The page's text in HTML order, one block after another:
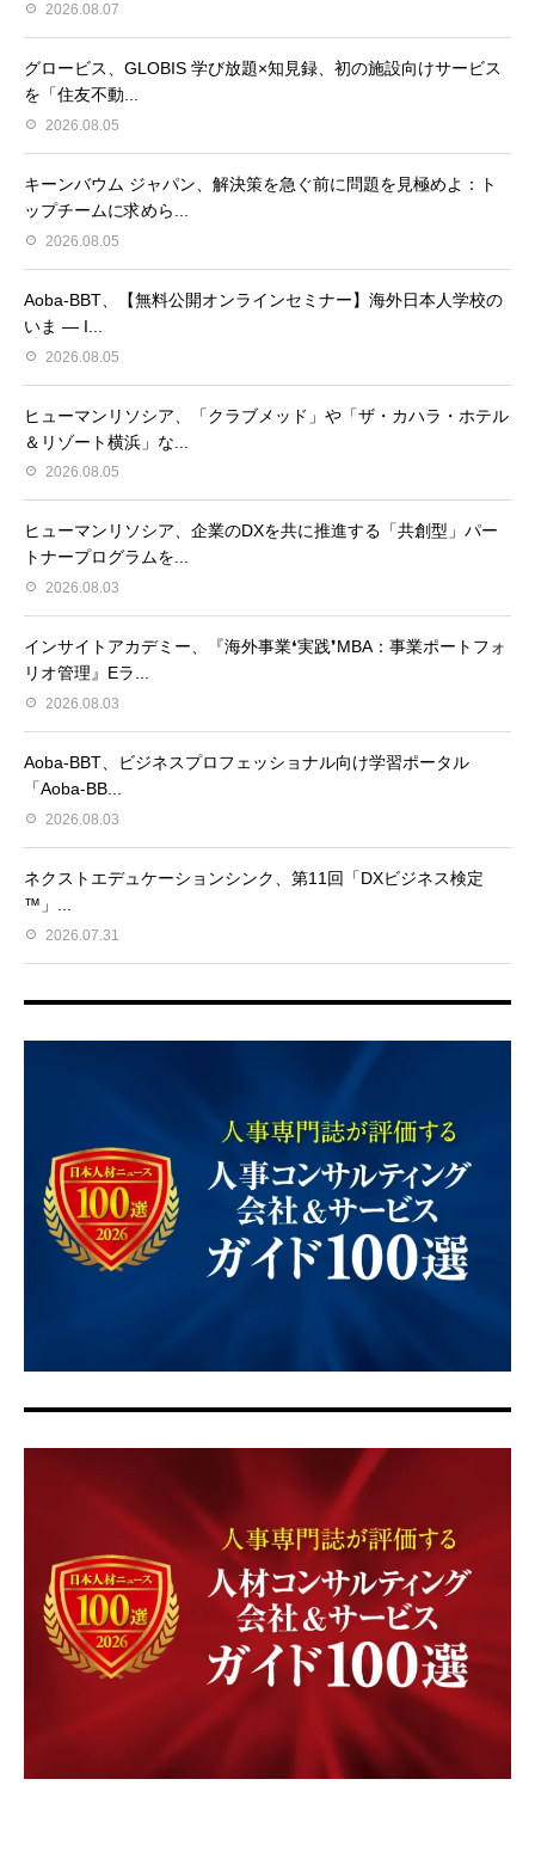
2026.08.07
グロービス、GLOBIS 学び放題×知見録、初の施設向けサービス
を「住友不動...
2026.08.05
キーンバウム ジャパン、解決策を急ぐ前に問題を見極めよ：ト
ップチームに求めら...
2026.08.05
Aoba-BBT、【無料公開オンラインセミナー】海外日本人学校の
いま ― I...
2026.08.05
ヒューマンリソシア、「クラブメッド」や「ザ・カハラ・ホテル
＆リゾート横浜」な...
2026.08.05
ヒューマンリソシア、企業のDXを共に推進する「共創型」パー
トナープログラムを...
2026.08.03
インサイトアカデミー、『海外事業❛実践❜MBA：事業ポートフォ
リオ管理』Eラ...
2026.08.03
Aoba-BBT、ビジネスプロフェッショナル向け学習ポータル
「Aoba-BB...
2026.08.03
ネクストエデュケーションシンク、第11回「DXビジネス検定
™」...
2026.07.31